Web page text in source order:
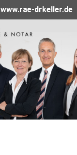
www.rae-drkeller.de